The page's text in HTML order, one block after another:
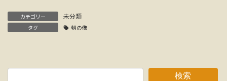
カテゴリー 未分類
タグ 朝の像
検索